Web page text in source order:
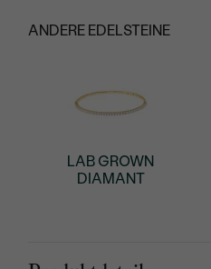
ANDERE EDELSTEINE
LAB GROWN
DIAMANT